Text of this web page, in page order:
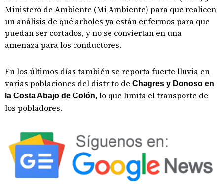
Ministero de Ambiente (Mi Ambiente) para que realicen
un análisis de qué arboles ya están enfermos para que
puedan ser cortados, y no se conviertan en una
amenaza para los conductores.
En los últimos días también se reporta fuerte lluvia en
varias poblaciones del distrito de Chagres y Donoso en
la Costa Abajo de Colón, lo que limita el transporte de
los pobladores.